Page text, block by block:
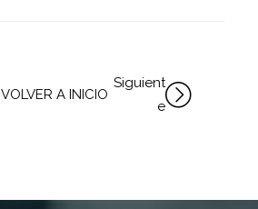
VOLVER A INICIO
Siguient
e